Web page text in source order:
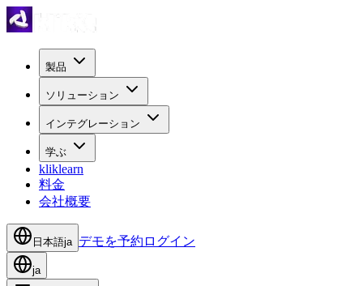
製品
ソリューション
インテグレーション
学ぶ
kliklearn
料金
会社概要
日本語ja デモを予約 ログイン
ja